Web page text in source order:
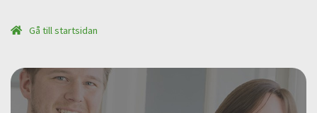
Gå till startsidan